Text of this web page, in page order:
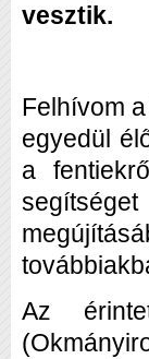
vesztik.
Felhívom
egyedül
a
Az